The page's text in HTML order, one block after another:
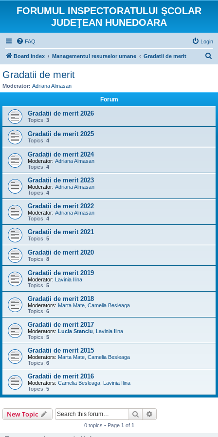
FORUMUL INSPECTORATULUI ŞCOLAR
JUDEŢEAN HUNEDOARA
FAQ Login
Board index Managementul resurselor umane Gradatii de merit
Gradatii de merit
Moderator: Adriana Almasan
Forum
Gradatii de merit 2026
Topics: 3
Gradatii de merit 2025
Topics: 4
Gradații de merit 2024
Moderator: Adriana Almasan
Topics: 4
Gradații de merit 2023
Moderator: Adriana Almasan
Topics: 4
Gradații de merit 2022
Moderator: Adriana Almasan
Topics: 4
Gradații de merit 2021
Topics: 5
Gradații de merit 2020
Topics: 8
Gradații de merit 2019
Moderator: Lavinia Ilina
Topics: 5
Gradații de merit 2018
Moderators: Marta Mate Camelia Besleaga
Topics: 6
Gradatii de merit 2017
Moderators: Lucia Stanciu
Lavinia Ilina
Topics: 5
Gradatii de merit 2015
Moderators: Marta Mate Camelia Besleaga
Topics: 6
Gradatii de merit 2016
Moderators: Camelia Besleaga Lavinia Ilina
Topics: 5
New Topic Search
0 topics • Page 1 of 1